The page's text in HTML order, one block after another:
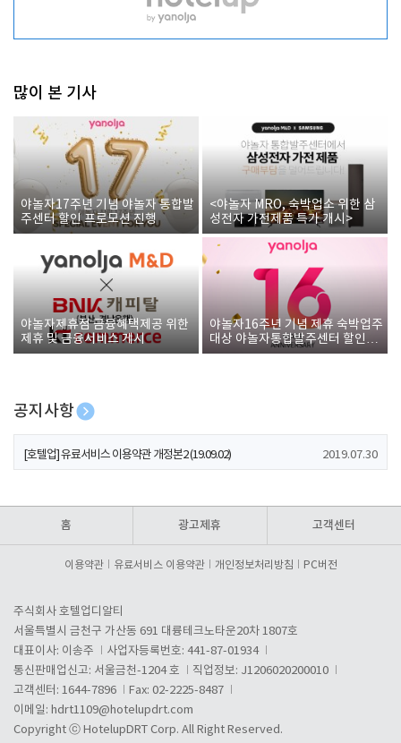
많이 본 기사
야놀자17주년 기념 야놀자 통합발
주센터 할인 프로모션 진행
<야놀자 MRO, 숙박업소 위한 삼
성전자 가전제품 특가 개시>
야놀자제휴점 금융혜택제공 위한
제휴 및 금융서비스 게시
야놀자16주년 기념 제휴 숙박업주
대상 야놀자통합발주센터 할인쿠
폰 증정
공지사항
[호텔업] 개인정보 처리방침 개정본1 (19.09.02)
[호텔업] 유료서비스 이용약관 개정본2 (19.09.02) 2019.07.30
홈 광고제휴 고객센터
이용약관 유료서비스 이용약관 개인정보처리방침 PC버전
주식회사 호텔업디알티
서울특별시 금천구 가산동 691 대륭테크노타운20차 1807호
대표이사: 이송주
사업자등록번호: 441-87-01934
통신판매업신고: 서울금천-1204 호
직업정보: J1206020200010
고객센터: 1644-7896
Fax: 02-2225-8487
이메일: hdrt1109@hotelupdrt.com
Copyright ⓒ HotelupDRT Corp. All Right Reserved.